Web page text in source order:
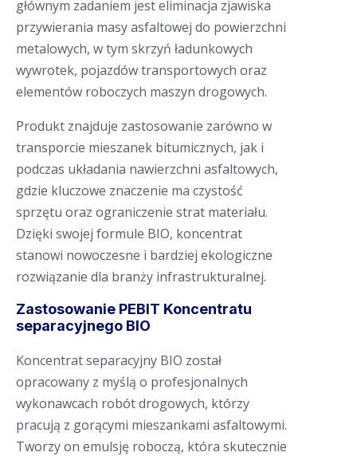
głównym zadaniem jest eliminacja zjawiska
przywierania masy asfaltowej do powierzchni
metalowych, w tym skrzyń ładunkowych
wywrotek, pojazdów transportowych oraz
elementów roboczych maszyn drogowych.
Produkt znajduje zastosowanie zarówno w
transporcie mieszanek bitumicznych, jak i
podczas układania nawierzchni asfaltowych,
gdzie kluczowe znaczenie ma czystość
sprzętu oraz ograniczenie strat materiału.
Dzięki swojej formule BIO, koncentrat
stanowi nowoczesne i bardziej ekologiczne
rozwiązanie dla branży infrastrukturalnej.
Zastosowanie PEBIT Koncentratu
separacyjnego BIO
Koncentrat separacyjny BIO został
opracowany z myślą o profesjonalnych
wykonawcach robót drogowych, którzy
pracują z gorącymi mieszankami asfaltowymi.
Tworzy on emulsję roboczą, która skutecznie